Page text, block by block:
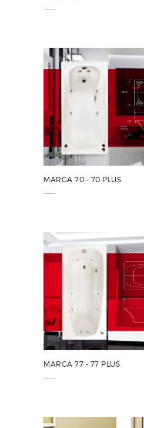
MARGA 70 - 70 PLUS
MARGA 77 - 77 PLUS